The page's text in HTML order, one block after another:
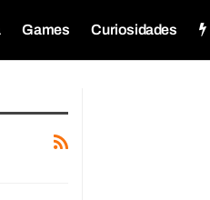
Games Curiosidades